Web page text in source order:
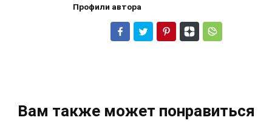
Профили автора
Вам также может понравиться